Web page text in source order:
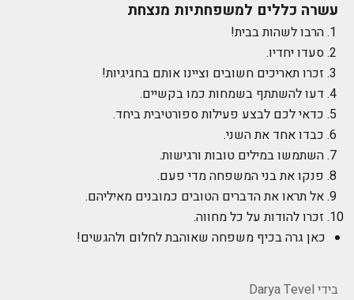
עשרה כללים למשפחתיות מנצחת
הרבו לשהות בבית!
סעדו יחדיו.
זכרו תאריכים חשובים וציינו אותם בחגיגיות!
דעו להשתתף בשמחות כמו בקשיים.
כדאי לכם לבצע פעילות ספורטיבית ביחד.
כבדו אחד את השני.
השתמשו במילים טובות ורגישות.
פנקו את בני המשפחה מדי פעם.
אל תראו את הדברים הטובים כמובנים מאיליהם.
זכרו להודות על כל מחווה.
כאן גרה בכיף משפחה שאוהבת לחלום ולהגשים!
בידי Darya Tevel